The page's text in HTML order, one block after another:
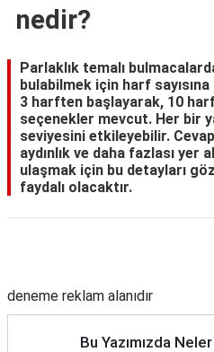
nedir?
Parlaklık temalı
bulabilmek için harf
3 harften başlayarak, 10
seçenekler mevcut. Her bir
seviyesini etkileyebilir.
aydınlık ve daha fazlası yer
ulaşmak için bu detayları
faydalı olacaktır.
deneme reklam alanıdır
Bu Yazımızda